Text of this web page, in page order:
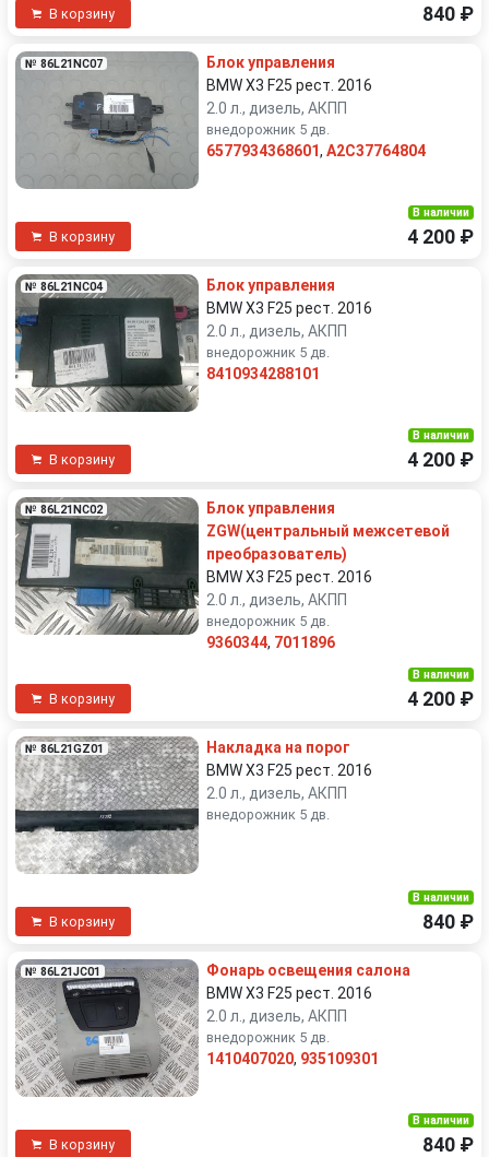
В корзину 840 ₽
№ 86L21NC07
Блок управления
BMW X3 F25 рест. 2016
2.0 л., дизель, АКПП
внедорожник 5 дв.
6577934368601, A2C37764804
В корзину
В наличии
4 200 ₽
№ 86L21NC04
Блок управления
BMW X3 F25 рест. 2016
2.0 л., дизель, АКПП
внедорожник 5 дв.
8410934288101
В корзину
В наличии
4 200 ₽
№ 86L21NC02
Блок управления
ZGW(центральный межсетевой
преобразователь)
BMW X3 F25 рест. 2016
2.0 л., дизель, АКПП
внедорожник 5 дв.
9360344, 7011896
В корзину
В наличии
4 200 ₽
№ 86L21GZ01
Накладка на порог
BMW X3 F25 рест. 2016
2.0 л., дизель, АКПП
внедорожник 5 дв.
В корзину
В наличии
840 ₽
№ 86L21JC01
Фонарь освещения салона
BMW X3 F25 рест. 2016
2.0 л., дизель, АКПП
внедорожник 5 дв.
1410407020, 935109301
В корзину
В наличии
840 ₽